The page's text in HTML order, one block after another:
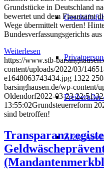
Freiberufler
Ärzte,
Grundstücke in Deutschland
bewertet und dem Finanzamt
Wege übermittelt werden!
Bundesverfassungsgerichts
Weiterlesen
https://www.stb-
content/uploads/2022/03/
e1648063743434.jpg 1322
barsinghausen.de/wp-content/
Oldendorf2022-03-23 22:51:32
13:55:02Grundsteuerreform
sind betroffen!